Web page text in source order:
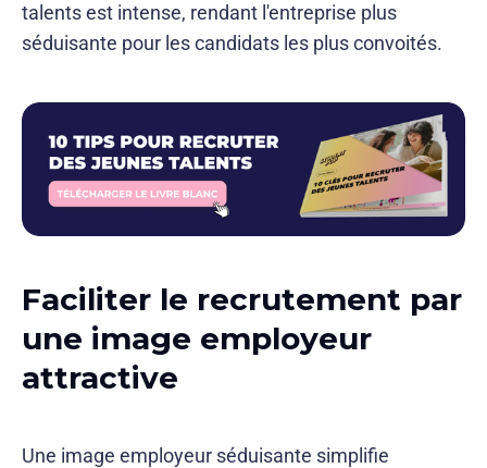
talents est intense, rendant l'entreprise plus
séduisante pour les candidats les plus convoités.
Faciliter le recrutement par
une image employeur
attractive
Une image employeur séduisante simplifie